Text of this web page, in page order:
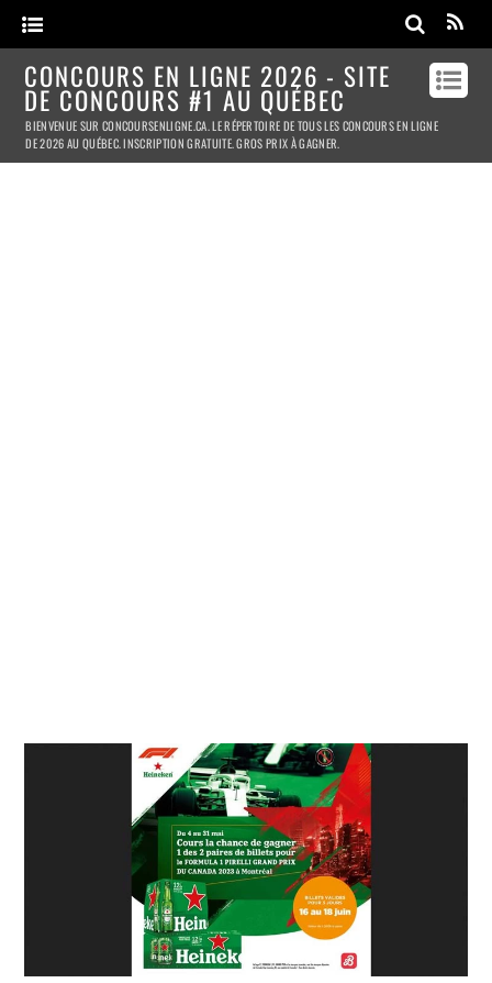
CONCOURS EN LIGNE 2026 - SITE
DE CONCOURS #1 AU QUÉBEC
BIENVENUE SUR CONCOURSENLIGNE.CA. LE RÉPERTOIRE DE TOUS LES CONCOURS EN LIGNE
DE 2026 AU QUÉBEC. INSCRIPTION GRATUITE. GROS PRIX À GAGNER.